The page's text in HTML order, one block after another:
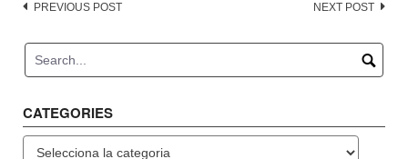
Post
PREVIOUS POST NEXT POST
CATEGORIES
Categories